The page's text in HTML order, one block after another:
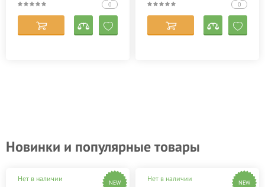
0 0
Новинки и популярные товары
Нет в наличии NEW Нет в наличии NEW